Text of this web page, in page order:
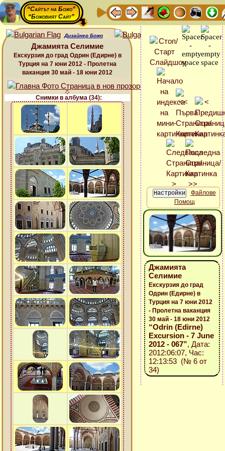
“Сайтът на Божо”
“Божовият Сайт”
Дизайнер Божо
Джамията Селимие
Екскурзия до град Одрин (Едирне) в
Турция на 7 юни 2012 - Пролетна
ваканция 30 май - 18 юни 2012
Снимки в албума (34):
Файлове
Помощ
Джамията
Селимие
Екскурзия до град
Одрин (Едирне) в
Турция на 7 юни 2012
- Пролетна ваканция
30 май - 18 юни 2012
“Odrin (Edirne)
Excursion - 7 June
2012 - 067”, Дата:
2012:06:07, Час:
12:13:53 (№ 6 от
34)